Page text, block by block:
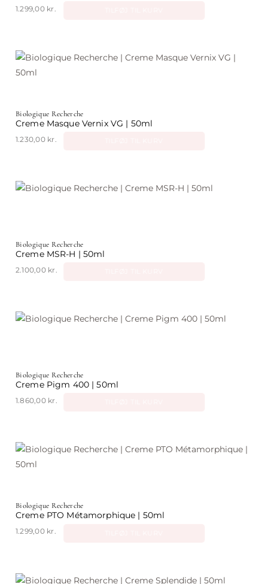
1.299,00 kr.
Biologique Recherche
Creme Masque Vernix VG | 50ml
1.230,00 kr.
Biologique Recherche
Creme MSR-H | 50ml
2.100,00 kr.
Biologique Recherche
Creme Pigm 400 | 50ml
1.860,00 kr.
Biologique Recherche
Creme PTO Métamorphique | 50ml
1.299,00 kr.